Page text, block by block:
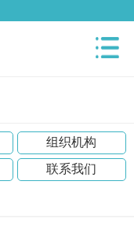
组织机构
联系我们